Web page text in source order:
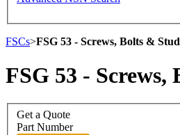
FSCs>FSG 53 - Screws, Bolts &
FSG 53 - Screws,
Get a Quote
Part Number